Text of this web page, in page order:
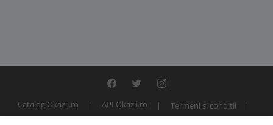
Catalog Okazii.ro API Okazii.ro
Termeni si conditii